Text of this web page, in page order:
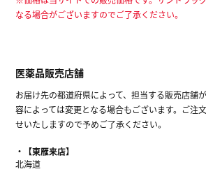
なる場合がございますのでご了承ください。
医薬品販売店舗
お届け先の都道府県によって、担当する販売店舗
容によっては変更となる場合もございます。ご注
せいたしますので予めご了承ください。
【東雁来店】
北海道